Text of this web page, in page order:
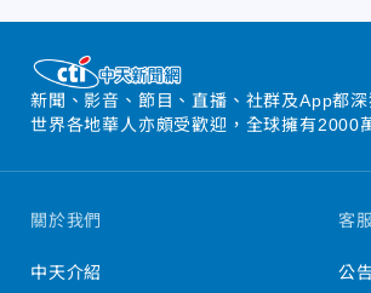
新聞、影音、節目、直播、社群及App都
世界各地華人亦頗受歡迎，全球擁有2000
關於我們
中天介紹
客
公